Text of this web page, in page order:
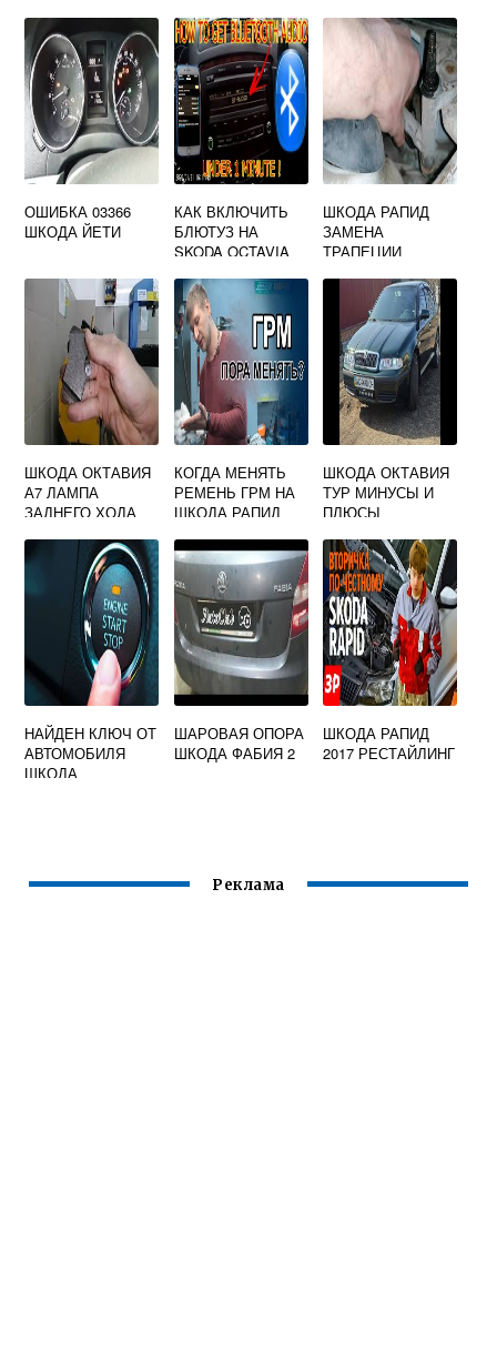
ОШИБКА 03366
ШКОДА ЙЕТИ
КАК ВКЛЮЧИТЬ
БЛЮТУЗ НА
SKODA OCTAVIA
ШКОДА РАПИД
ЗАМЕНА
ТРАПЕЦИИ
ШКОДА ОКТАВИЯ
А7 ЛАМПА
ЗАДНЕГО ХОДА
КОГДА МЕНЯТЬ
РЕМЕНЬ ГРМ НА
ШКОДА РАПИД
ШКОДА ОКТАВИЯ
ТУР МИНУСЫ И
ПЛЮСЫ
НАЙДЕН КЛЮЧ ОТ
АВТОМОБИЛЯ
ШКОДА
ШАРОВАЯ ОПОРА
ШКОДА ФАБИЯ 2
ШКОДА РАПИД
2017 РЕСТАЙЛИНГ
Реклама